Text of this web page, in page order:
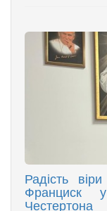
Радість
Франциск
Честертона